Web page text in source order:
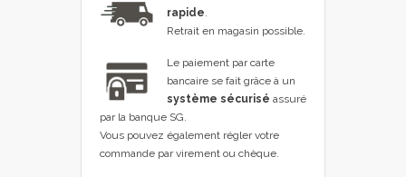
rapide
Retrait en magasin possible.
Le paiement par carte
bancaire se fait grâce à un
système sécurisé assuré
par la banque SG.
Vous pouvez également régler votre
commande par virement ou chèque.